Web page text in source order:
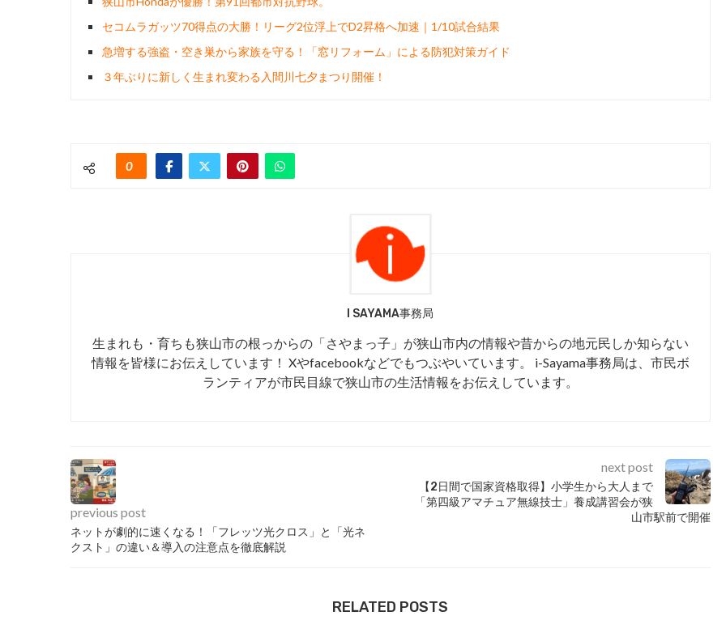
セコムラガッツ70得点の大勝！リーグ2位浮上でD2昇格へ加速｜1/10試合結果
急増する強盗・空き巣から家族を守る！「窓リフォーム」による防犯対策ガイド
３年ぶりに新しく生まれ変わる入間川七夕まつり開催！
0
I SAYAMA事務局
生まれも・育ちも狭山市の根っからの「さやまっ子」が狭山市内の情報や昔からの地元民しか知らない
情報を皆様にお伝えしています！ Xやfacebookなどでもつぶやいています。 i-Sayama事務局は、市民ボ
ランティアが市民目線で狭山市の生活情報をお伝えしています。
previous post
ネットが劇的に速くなる！「フレッツ光クロス」と「光ネ
クスト」の違い＆導入の注意点を徹底解説
next post
【2日間で国家資格取得】小学生から大人まで
「第四級アマチュア無線技士」養成講習会が狭
山市駅前で開催
RELATED POSTS